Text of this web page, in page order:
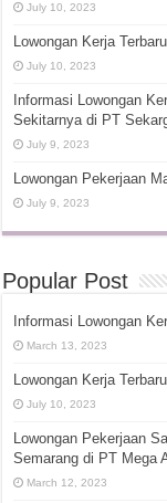
July 10, 2023
Lowongan Kerja
July 10, 2023
Informasi Lowongan
Sekitarnya di PT
July 9, 2023
Lowongan Pekerjaan
July 9, 2023
Popular Post
Informasi Lowongan
March 13, 2023
Lowongan Kerja
July 10, 2023
Lowongan Pekerjaan
Semarang di PT Mega
March 12, 2023